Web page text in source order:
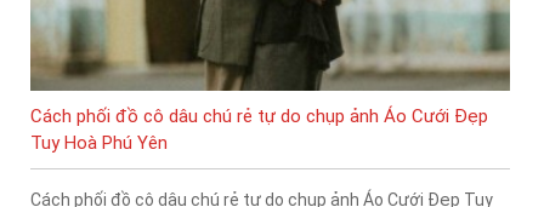
Cách phối đồ cô dâu chú rẻ tự do chụp ảnh Áo Cưới Đẹp
Tuy Hoà Phú Yên
Cách phối đồ cô dâu chú rẻ tự do chụp ảnh Áo Cưới Đẹp Tuy